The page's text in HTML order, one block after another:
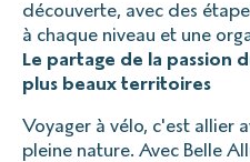
Prévoyez également des
un cuissard long, pour les
le départ impossible
l’avion manqué
le retard d’avion
découverte, avec des
à chaque niveau et une
Le partage de la passion
plus beaux territoires
Voyager à vélo, c'est allier
pleine nature. Avec Belle